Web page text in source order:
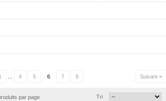
4 5 6 7 8 Suivant »
Tri
par page